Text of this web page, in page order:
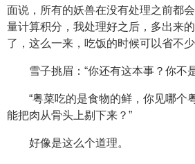
面说，所有的妖兽在没有处理之前都
量计算积分，我处理好之后，多出来
了，这么一来，吃饭的时候可以省不
雪子挑眉：“你还有这本事？你不
“粤菜吃的是食物的鲜，你见哪个
能把肉从骨头上剔下来？”
好像是这么个道理。